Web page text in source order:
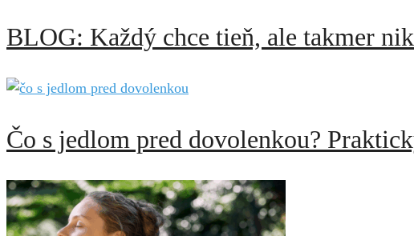
BLOG: Každý chce tieň, ale takmer
Čo s jedlom pred dovolenkou?